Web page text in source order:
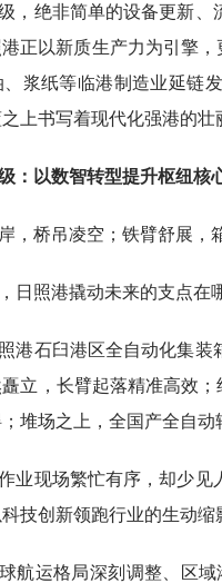
，绝非简单的设备更新、
正以新质生产力为引擎
浆纸等临港制造业延链
上书写着现代化强港的壮
：以数智转型提升枢纽核
，桥吊凌空；铁臂舒展，
日照港撬动未来的支点在
港石臼港区全自动化集
立，长臂起落精准高效
堆场之上，全国产全自动
业现场繁忙有序，却少
技创新领跑行业的生动缩
航运格局深刻调整、区